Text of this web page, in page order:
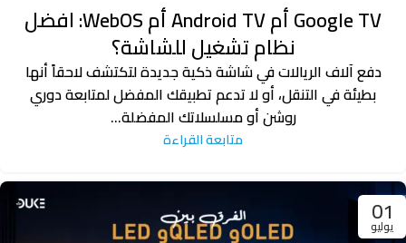
Google TV أم Android TV أم WebOS: افضل
نظام تشغيل للشاشة؟
دفع آلاف الريالات في شاشة ذكية جديدة لتكتشف لاحقاً أنها
بطيئة في التنقل، أو لا تدعم تطبيقك المفضل لمتابعة دوري
روشن أو مسلسلاتك المفضلة...
متابعة القراءة
01
يوليو